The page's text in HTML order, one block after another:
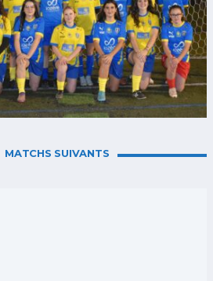
MATCHS SUIVANTS